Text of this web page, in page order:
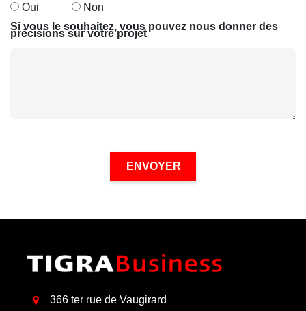
Oui
Non
Si vous le souhaitez, vous pouvez nous donner des
précisions sur votre projet
366 ter rue de Vaugirard